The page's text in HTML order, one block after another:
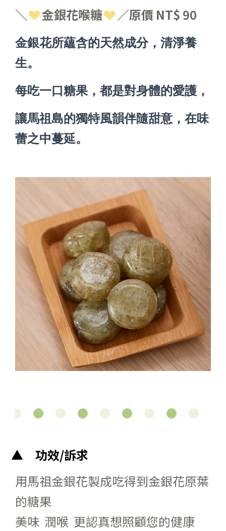
＼ 金銀花喉糖 ／原價 NT$ 90
金銀花所蘊含的天然成分，清淨養
生。
每吃一口糖果，都是對身體的愛護，
讓馬祖島的獨特風韻伴隨甜意 ， 在味
蕾之中蔓延。
功效/訴求
用馬祖金銀花製成吃得到金銀花原葉
的糖果
美味 潤喉 更認真想照顧您的健康